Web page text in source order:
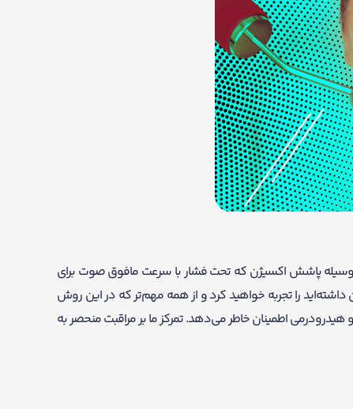
پاشش اکسیژن که تحت فشار با سرعت مافوق صوت برای
را تجربه خواهید کرد و از همه مهم‌تر که در این روش
اطمینان خاطر می‌دهد. تمرکز ما بر مراقبت منحصر به